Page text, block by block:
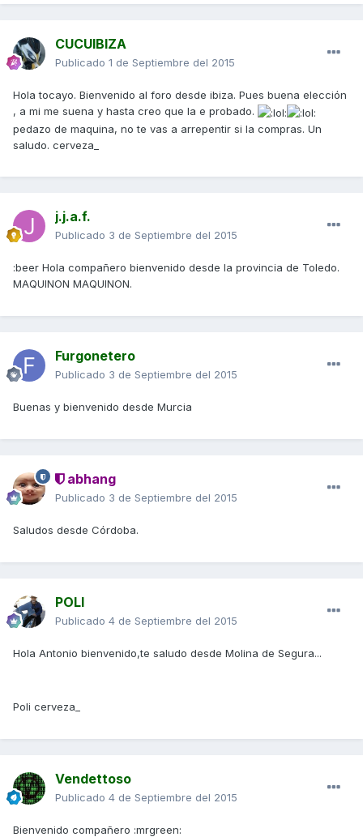
CUCUIBIZA
Publicado 1 de Septiembre del 2015
Hola tocayo. Bienvenido al foro desde ibiza. Pues buena elección
, a mi me suena y hasta creo que la e probado.
pedazo de maquina, no te vas a arrepentir si la compras. Un
saludo. cerveza_
j.j.a.f.
Publicado 3 de Septiembre del 2015
:beer Hola compañero bienvenido desde la provincia de Toledo.
MAQUINON MAQUINON.
Furgonetero
Publicado 3 de Septiembre del 2015
Buenas y bienvenido desde Murcia
abhang
Publicado 3 de Septiembre del 2015
Saludos desde Córdoba.
POLI
Publicado 4 de Septiembre del 2015
Hola Antonio bienvenido,te saludo desde Molina de Segura...
Poli cerveza_
Vendettoso
Publicado 4 de Septiembre del 2015
Bienvenido compañero :mrgreen: